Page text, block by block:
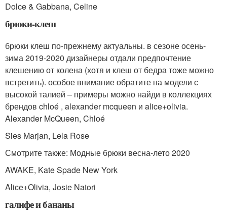
Dolce & Gabbana, Celine
брюки-клеш
брюки клеш по-прежнему актуальны. в сезоне осень-
зима 2019-2020 дизайнеры отдали предпочтение
клешению от колена (хотя и клеш от бедра тоже можно
встретить). особое внимание обратите на модели с
высокой талией – примеры можно найди в коллекциях
брендов chloé , alexander mcqueen и alice+olivia.
Alexander McQueen, Chloé
Sies Marjan, Lela Rose
Смотрите также: Модные брюки весна-лето 2020
AWAKE, Kate Spade New York
Alice+Olivia, Josie Natori
галифе и бананы